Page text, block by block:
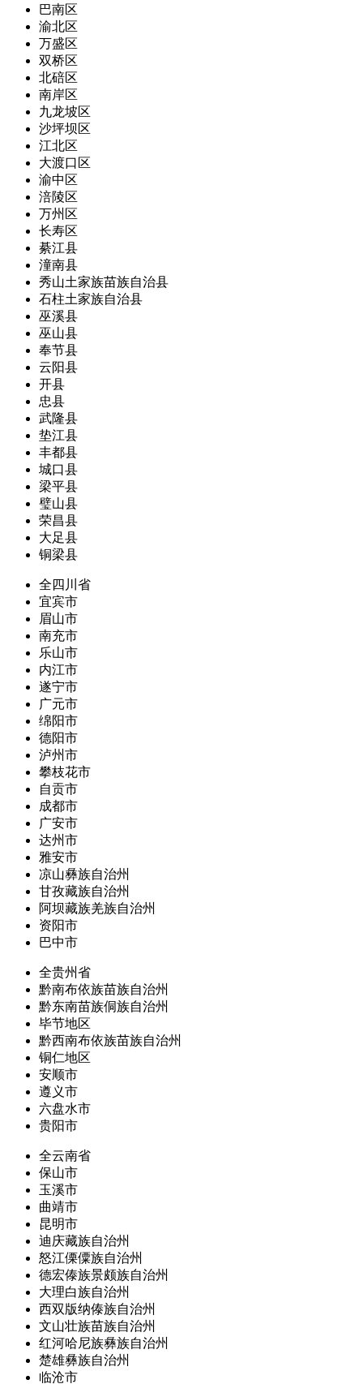
巴南区
渝北区
万盛区
双桥区
北碚区
南岸区
九龙坡区
沙坪坝区
江北区
大渡口区
渝中区
涪陵区
万州区
长寿区
綦江县
潼南县
秀山土家族苗族自治县
石柱土家族自治县
巫溪县
巫山县
奉节县
云阳县
开县
忠县
武隆县
垫江县
丰都县
城口县
梁平县
璧山县
荣昌县
大足县
铜梁县
全四川省
宜宾市
眉山市
南充市
乐山市
内江市
遂宁市
广元市
绵阳市
德阳市
泸州市
攀枝花市
自贡市
成都市
广安市
达州市
雅安市
凉山彝族自治州
甘孜藏族自治州
阿坝藏族羌族自治州
资阳市
巴中市
全贵州省
黔南布依族苗族自治州
黔东南苗族侗族自治州
毕节地区
黔西南布依族苗族自治州
铜仁地区
安顺市
遵义市
六盘水市
贵阳市
全云南省
保山市
玉溪市
曲靖市
昆明市
迪庆藏族自治州
怒江傈僳族自治州
德宏傣族景颇族自治州
大理白族自治州
西双版纳傣族自治州
文山壮族苗族自治州
红河哈尼族彝族自治州
楚雄彝族自治州
临沧市